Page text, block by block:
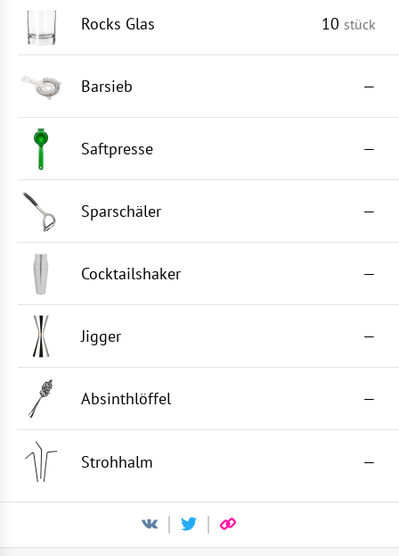
Rocks Glas 10 stück
Barsieb —
Saftpresse —
Sparschäler —
Cocktailshaker —
Jigger —
Absinthlöffel —
Strohhalm —